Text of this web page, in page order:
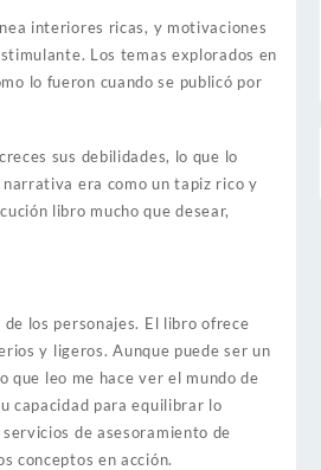
interiores ricas, y motivaciones
Los temas explorados en
lo fueron cuando se publicó por
sus debilidades, lo que lo
era como un tapiz rico y
libro mucho que desear,
los personajes. El libro ofrece
y ligeros. Aunque puede ser un
que leo me hace ver el mundo de
capacidad para equilibrar lo
de asesoramiento de
conceptos en acción.